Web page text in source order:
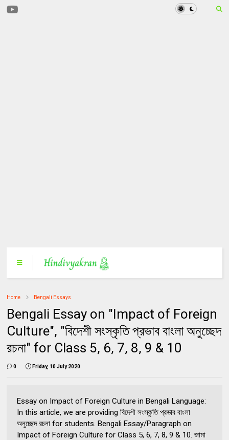
Home Bengali Essays
Bengali Essay on "Impact of Foreign
Culture", "বিদেশী সংস্কৃতি প্রভাব বাংলা অনুচ্ছেদ
রচনা" for Class 5, 6, 7, 8, 9 & 10
0 Friday, 10 July 2020
Essay on Impact of Foreign Culture in Bengali Language:
In this article, we are providing বিদেশী সংস্কৃতি প্রভাব বাংলা
অনুচ্ছেদ রচনা for students. Bengali Essay/Paragraph on
Impact of Foreign Culture for Class 5, 6, 7, 8, 9 & 10. জামা